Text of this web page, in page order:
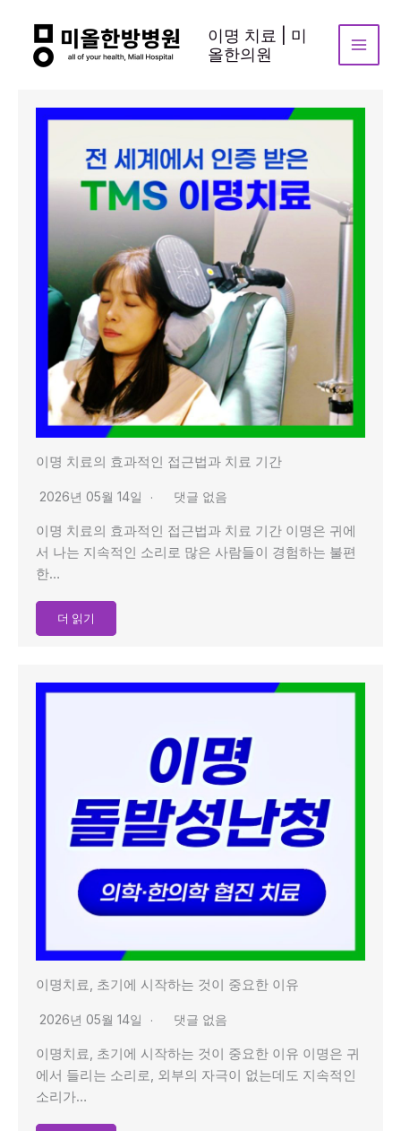
이명 치료 | 미
올한의원
이명 치료의 효과적인 접근법과 치료 기간
2026년 05월 14일 댓글 없음
이명 치료의 효과적인 접근법과 치료 기간 이명은 귀에
서 나는 지속적인 소리로 많은 사람들이 경험하는 불편
한…
더 읽기
이명치료, 초기에 시작하는 것이 중요한 이유
2026년 05월 14일 댓글 없음
이명치료, 초기에 시작하는 것이 중요한 이유 이명은 귀
에서 들리는 소리로, 외부의 자극이 없는데도 지속적인
소리가…